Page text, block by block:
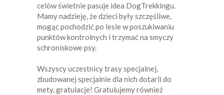
celów świetnie pasuje idea DogTrekkingu.
Mamy nadzieję, że dzieci były szczęśliwe,
mogąc pochodzić po lesie w poszukiwaniu
punktów kontrolnych i trzymać na smyczy
schroniskowe psy.
Wszyscy uczestnicy trasy specjalnej,
zbudowanej specjalnie dla nich dotarli do
mety, gratulacje! Gratulujemy również